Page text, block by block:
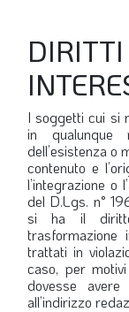
LA
SPECIALE
I soggetti cui si
in qualunque
dell’esistenza o
contenuto e
l’integrazione o
del D.Lgs. n°
si ha il
trattati in
caso, per
dovesse
all’indirizzo